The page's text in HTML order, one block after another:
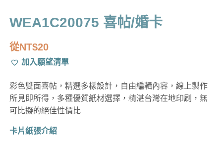
WEA1C20075 喜帖/婚卡
從NT$20
加入願望清單
彩色雙面喜帖，精選多樣設計，自由編輯內容，線上製作
所見即所得，多種優質紙材選擇，精湛台灣在地印刷，無
可比擬的絕佳性價比
卡片紙張介紹